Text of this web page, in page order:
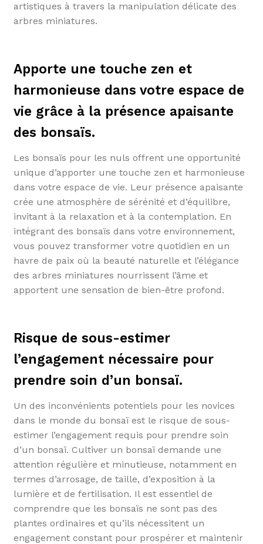
artistiques à travers la manipulation délicate des
arbres miniatures.
Apporte une touche zen et
harmonieuse dans votre espace de
vie grâce à la présence apaisante
des bonsaïs.
Les bonsaïs pour les nuls offrent une opportunité
unique d’apporter une touche zen et harmonieuse
dans votre espace de vie. Leur présence apaisante
crée une atmosphère de sérénité et d’équilibre,
invitant à la relaxation et à la contemplation. En
intégrant des bonsaïs dans votre environnement,
vous pouvez transformer votre quotidien en un
havre de paix où la beauté naturelle et l’élégance
des arbres miniatures nourrissent l’âme et
apportent une sensation de bien-être profond.
Risque de sous-estimer
l’engagement nécessaire pour
prendre soin d’un bonsaï.
Un des inconvénients potentiels pour les novices
dans le monde du bonsaï est le risque de sous-
estimer l’engagement requis pour prendre soin
d’un bonsaï. Cultiver un bonsaï demande une
attention régulière et minutieuse, notamment en
termes d’arrosage, de taille, d’exposition à la
lumière et de fertilisation. Il est essentiel de
comprendre que les bonsaïs ne sont pas des
plantes ordinaires et qu’ils nécessitent un
engagement constant pour prospérer et maintenir